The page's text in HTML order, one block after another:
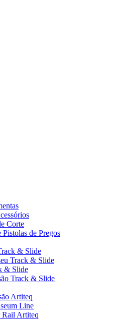
Corte
Pistolas de Pregos
& Slide
Track & Slide
& Slide
Track & Slide
Artiteq
Line
Rail Artiteq